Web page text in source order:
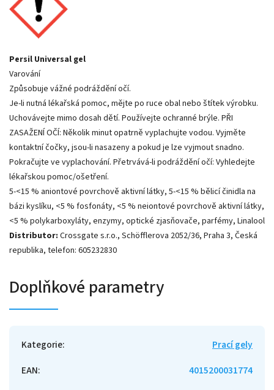
Persil Universal gel
Varování
Způsobuje vážné podráždění očí.
Je-li nutná lékařská pomoc, mějte po ruce obal nebo štítek výrobku.
Uchovávejte mimo dosah dětí. Používejte ochranné brýle. PŘI
ZASAŽENÍ OČÍ: Několik minut opatrně vyplachujte vodou. Vyjměte
kontaktní čočky, jsou-li nasazeny a pokud je lze vyjmout snadno.
Pokračujte ve vyplachování. Přetrvává-li podráždění očí: Vyhledejte
lékařskou pomoc/ošetření.
5-<15 % aniontové povrchově aktivní látky, 5-<15 % bělicí činidla na
bázi kyslíku, <5 % fosfonáty, <5 % neiontové povrchově aktivní látky,
<5 % polykarboxyláty, enzymy, optické zjasňovače, parfémy, Linalool
Distributor: Crossgate s.r.o., Schöfflerova 2052/36, Praha 3, Česká
republika, telefon: 605232830
Doplňkové parametry
Kategorie:
Prací gely
EAN:
4015200031774